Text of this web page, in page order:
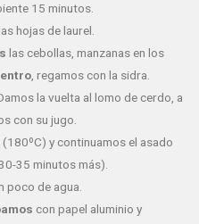
15 minutos.
hojas de laurel.
las cebollas, manzanas en los
, regamos con la sidra.
la vuelta al lomo de cerdo, a
con su jugo.
y continuamos el asado
35 minutos más).
poco de agua.
con papel aluminio y